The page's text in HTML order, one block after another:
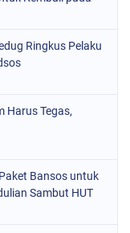
Ringkus Pelaku
Harus Tegas,
Bansos untuk
Sambut HUT